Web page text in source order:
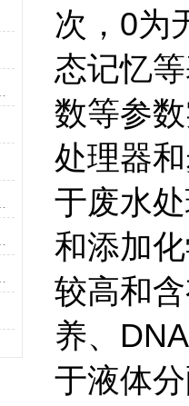
次，0为
态记忆
数等参
处理器
于废水
和添加
较高和
养、
于液体